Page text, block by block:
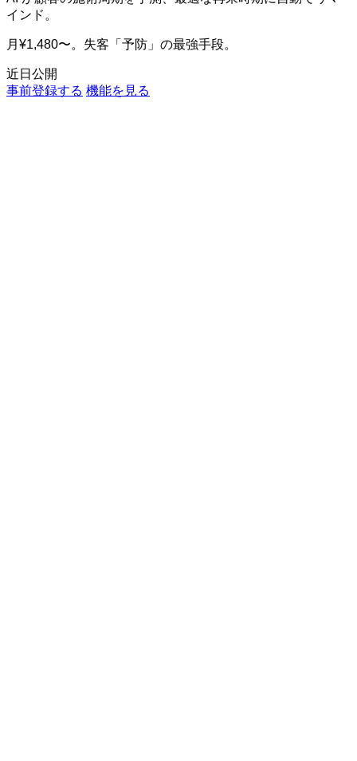
インド。
月¥1,480〜。失客「予防」の最強手段。
近日公開
事前登録する 機能を見る